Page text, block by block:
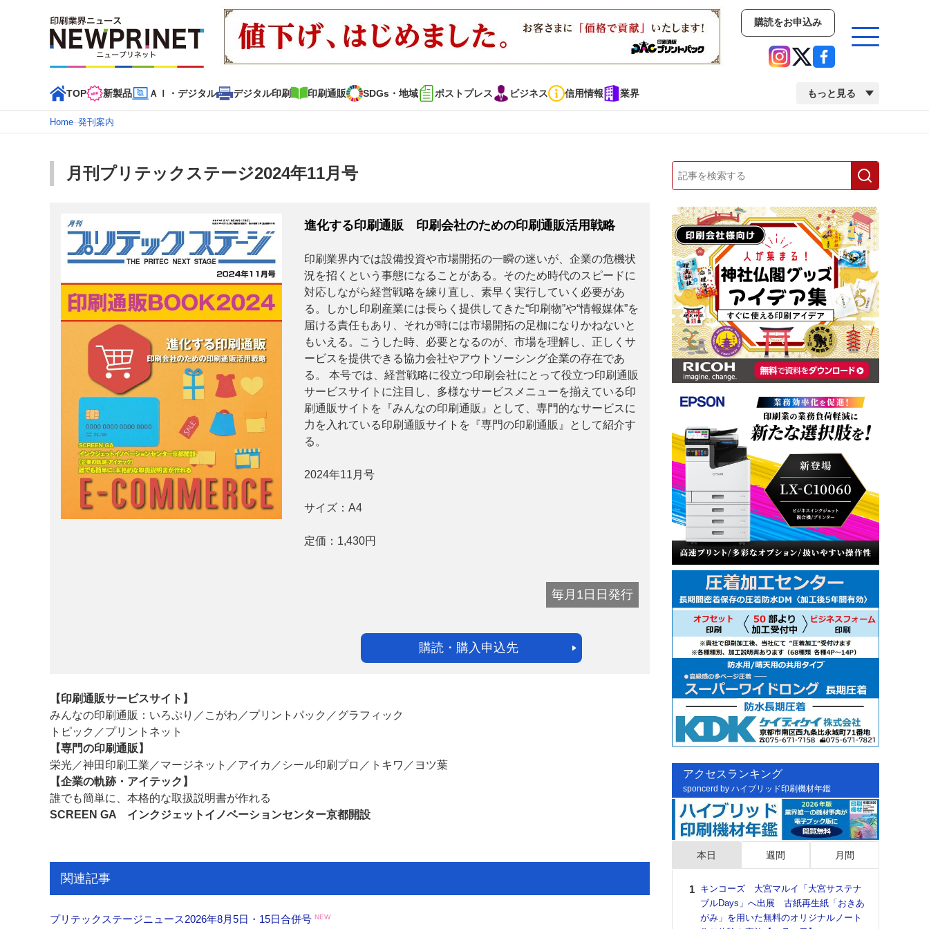
購読をお申込み
TOP 新製品 ＡＩ・デジタル デジタル印刷 印刷通販 SDGs・地域 ポストプレス ビジネス 信用情報 業界 もっと見る
イベント
インデックス
新着記事
新商品 デジタル印刷 印刷通販 SDGs・地域 ポストプレス ビジネス イベント 信用情報 市場・統計 人事・移転・異動・訃報
特集記事カテゴリー一覧
特集・デジタル印刷 アイデアで勝負！ ～多様なビジネス・多彩な商材～ JAPAN PACK 2023 特集 中古印刷機・製本機特集
2022 検査・校正特集
特集・デジタル印刷 ～ 新成長軌道を描く
発刊案内 JFPI印刷用語集 印刷機材年鑑
会社案内 購読・購入申し込み サイトポリシー お問い合わせ
Home–発刊案内
月刊プリテックステージ2024年11月号
進化する印刷通販 印刷会社のための印刷通販活用戦略
印刷業界内では設備投資や市場開拓の一瞬の迷いが、企業の危機状
況を招くという事態になることがある。そのため時代のスピードに
対応しながら経営戦略を練り直し、素早く実行していく必要があ
る。しかし印刷産業には長らく提供してきた“印刷物”や“情報媒体”を
届ける責任もあり、それが時には市場開拓の足枷になりかねないと
もいえる。こうした時、必要となるのが、市場を理解し、正しくサ
ービスを提供できる協力会社やアウトソーシング企業の存在であ
る。 本号では、経営戦略に役立つ印刷会社にとって役立つ印刷通販
サービスサイトに注目し、多様なサービスメニューを揃えている印
刷通販サイトを『みんなの印刷通販』として、専門的なサービスに
力を入れている印刷通販サイトを『専門の印刷通販』として紹介す
る。
2024年11月号
サイズ： A4
定価： 1,430円
毎月1日日発行
購読・購入申込先
【印刷通販サービスサイト】
みんなの印刷通販：いろぷり／こがわ／プリントパック／グラフィック
トピック／プリントネット
【専門の印刷通販】
栄光／神田印刷工業／マージネット／アイカ／シール印刷プロ／トキワ／ヨツ葉
【企業の軌跡・アイテック】
誰でも簡単に、本格的な取扱説明書が作れる
SCREEN GA インクジェットイノベーションセンター京都開設
関連記事
プリテックステージニュース2026年8月5日・15日合併号 NEW
アクセスランキング
sponcerd by ハイブリッド印刷機材年鑑
本日 週間 月間
キンコーズ 大宮マルイ「大宮サステナ
ブルDays」へ出展 古紙再生紙「おきあ
がみ」を用いた無料のオリジナルノート